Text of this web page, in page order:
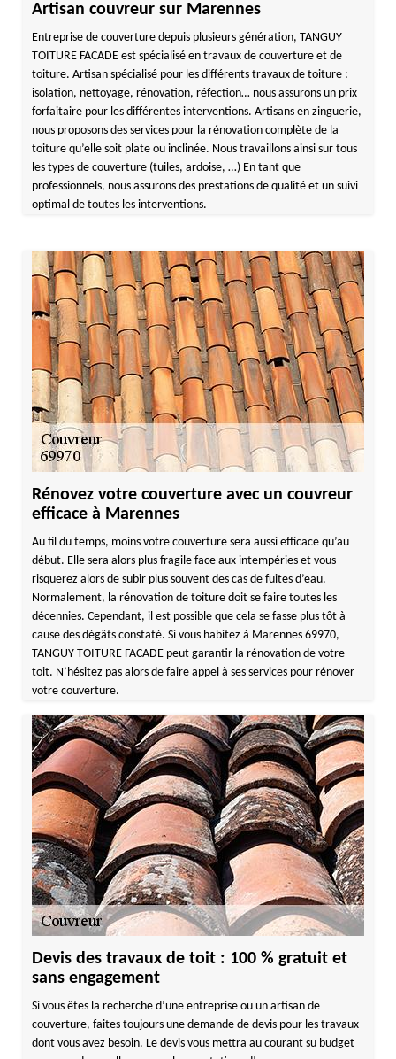
Artisan couvreur sur Marennes
Entreprise de couverture depuis plusieurs génération, TANGUY
TOITURE FACADE est spécialisé en travaux de couverture et de
toiture. Artisan spécialisé pour les différents travaux de toiture :
isolation, nettoyage, rénovation, réfection… nous assurons un prix
forfaitaire pour les différentes interventions. Artisans en zinguerie,
nous proposons des services pour la rénovation complète de la
toiture qu’elle soit plate ou inclinée. Nous travaillons ainsi sur tous
les types de couverture (tuiles, ardoise, …) En tant que
professionnels, nous assurons des prestations de qualité et un suivi
optimal de toutes les interventions.
Rénovez votre couverture avec un couvreur
efficace à Marennes
Au fil du temps, moins votre couverture sera aussi efficace qu’au
début. Elle sera alors plus fragile face aux intempéries et vous
risquerez alors de subir plus souvent des cas de fuites d’eau.
Normalement, la rénovation de toiture doit se faire toutes les
décennies. Cependant, il est possible que cela se fasse plus tôt à
cause des dégâts constaté. Si vous habitez à Marennes 69970,
TANGUY TOITURE FACADE peut garantir la rénovation de votre
toit. N’hésitez pas alors de faire appel à ses services pour rénover
votre couverture.
Devis des travaux de toit : 100 % gratuit et
sans engagement
Si vous êtes la recherche d’une entreprise ou un artisan de
couverture, faites toujours une demande de devis pour les travaux
dont vous avez besoin. Le devis vous mettra au courant su budget